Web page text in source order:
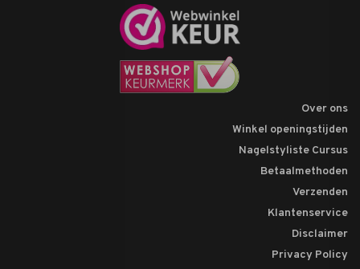
Over ons
Winkel openingstijden
Nagelstyliste Cursus
Betaalmethoden
Verzenden
Klantenservice
Disclaimer
Privacy Policy